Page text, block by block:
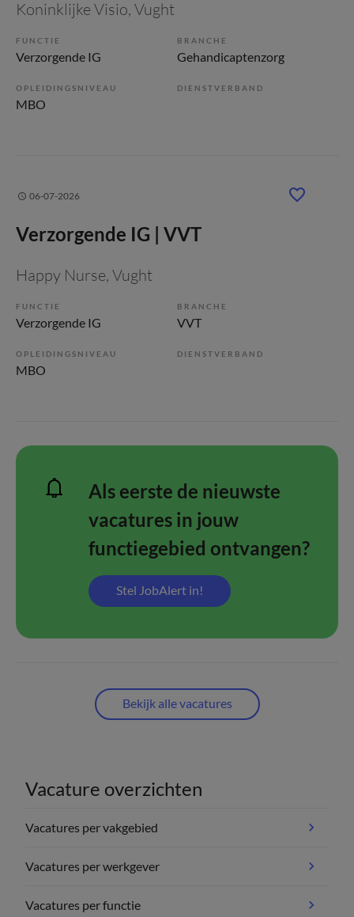
Koninklijke Visio, Vught
FUNCTIE
Verzorgende IG
BRANCHE
Gehandicaptenzorg
OPLEIDINGSNIVEAU
MBO
DIENSTVERBAND
06-07-2026
Verzorgende IG | VVT
Happy Nurse, Vught
FUNCTIE
Verzorgende IG
BRANCHE
VVT
OPLEIDINGSNIVEAU
MBO
DIENSTVERBAND
Als eerste de nieuwste
vacatures in jouw
functiegebied ontvangen?
Stel JobAlert in!
Bekijk alle vacatures
Vacature overzichten
Vacatures per vakgebied
Vacatures per werkgever
Vacatures per functie